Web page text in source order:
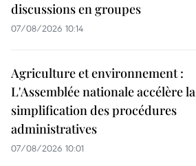
discussions en groupes
07/08/2026 10:14
Agriculture et environnement :
L'Assemblée nationale accélère la
simplification des procédures
administratives
07/08/2026 10:01